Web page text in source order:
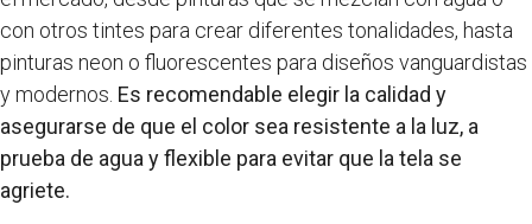
con otros tintes para crear diferentes tonalidades, hasta
pinturas neon o fluorescentes para diseños vanguardistas
y modernos. Es recomendable elegir la calidad y
asegurarse de que el color sea resistente a la luz, a
prueba de agua y flexible para evitar que la tela se
agriete.